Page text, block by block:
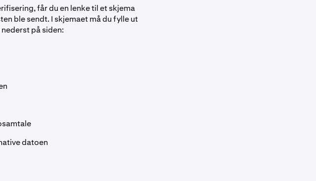
får du en lenke til et skjema
ble sendt. I skjemaet må du fylle ut
på siden:
datoen